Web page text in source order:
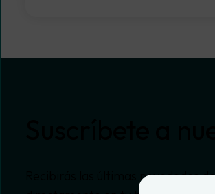
Recibirás las últimas novedades